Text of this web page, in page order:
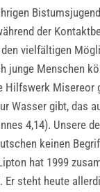
der
vielfältigen
Menschen
Wasser gibt,
4,14). Unsere
keinen
hat 1999
steht heute